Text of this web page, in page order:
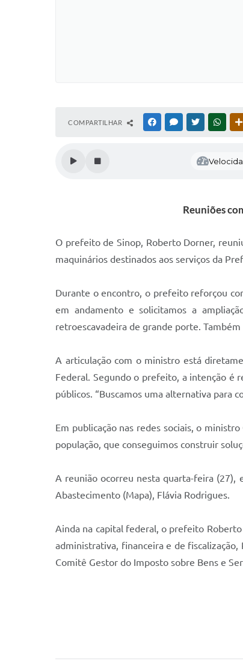
COMPARTILHAR FACEBOOKMESSENGER
TWITTER
Reuniões
O prefeito de Sinop, Roberto Dorner,
maquinários destinados aos serviços da
Durante o encontro, o prefeito reforçou
em andamento e solicitamos a
retroescavadeira de grande porte.
A articulação com o ministro está
Federal. Segundo o prefeito, a intenção é
públicos. “Buscamos uma alternativa para
Em publicação nas redes sociais, o
população, que conseguimos construir
A reunião ocorreu nesta quarta-feira (27),
Abastecimento (Mapa), Flávia Rodrigues.
Ainda na capital federal, o prefeito
administrativa, financeira e de
Comitê Gestor do Imposto sobre Bens e